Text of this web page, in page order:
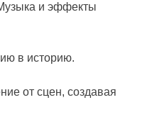
и эффекты
в историю.
от сцен, создавая